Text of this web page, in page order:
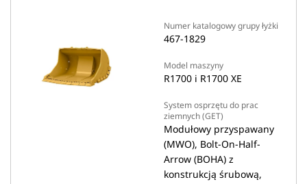
Numer katalogowy grupy łyżki
467-1829
Model maszyny
R1700 i R1700 XE
System osprzętu do prac
ziemnych (GET)
Modułowy przyspawany
(MWO), Bolt-On-Half-
Arrow (BOHA) z
konstrukcją śrubową,